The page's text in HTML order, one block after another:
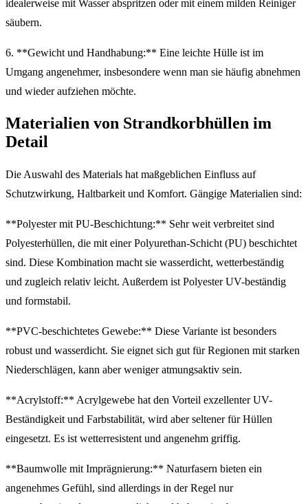
idealerweise mit Wasser abspritzen oder mit einem milden Reiniger
säubern.
6. **Gewicht und Handhabung:** Eine leichte Hülle ist im
Umgang angenehmer, insbesondere wenn man sie häufig abnehmen
und wieder aufziehen möchte.
Materialien von Strandkorbhüllen im
Detail
Die Auswahl des Materials hat maßgeblichen Einfluss auf
Schutzwirkung, Haltbarkeit und Komfort. Gängige Materialien sind:
**Polyester mit PU-Beschichtung:** Sehr weit verbreitet sind
Polyesterhüllen, die mit einer Polyurethan-Schicht (PU) beschichtet
sind. Diese Kombination macht sie wasserdicht, wetterbeständig
und zugleich relativ leicht. Außerdem ist Polyester UV-beständig
und formstabil.
**PVC-beschichtetes Gewebe:** Diese Variante ist besonders
robust und wasserdicht. Sie eignet sich gut für Regionen mit starken
Niederschlägen, kann aber weniger atmungsaktiv sein.
**Acrylstoff:** Acrylgewebe hat den Vorteil exzellenter UV-
Beständigkeit und Farbstabilität, wird aber seltener für Hüllen
eingesetzt. Es ist wetterresistent und angenehm griffig.
**Baumwolle mit Imprägnierung:** Naturfasern bieten ein
angenehmes Gefühl, sind allerdings in der Regel nur